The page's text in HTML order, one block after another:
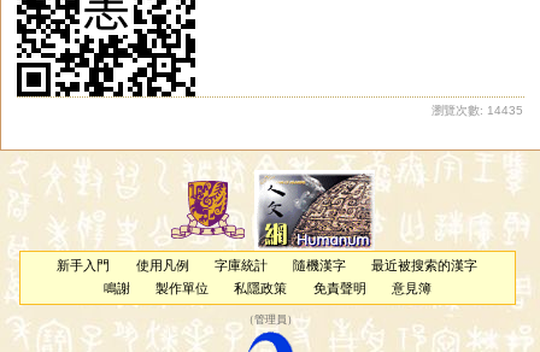
瀏覽次數: 14435
新手入門 使用凡例 字庫統計 隨機漢字
最近被搜索的漢字
鳴謝
製作單位 私隱政策 免責聲明 意見簿
（管理員 ）